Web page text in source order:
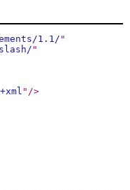
1.1/"
"
" />